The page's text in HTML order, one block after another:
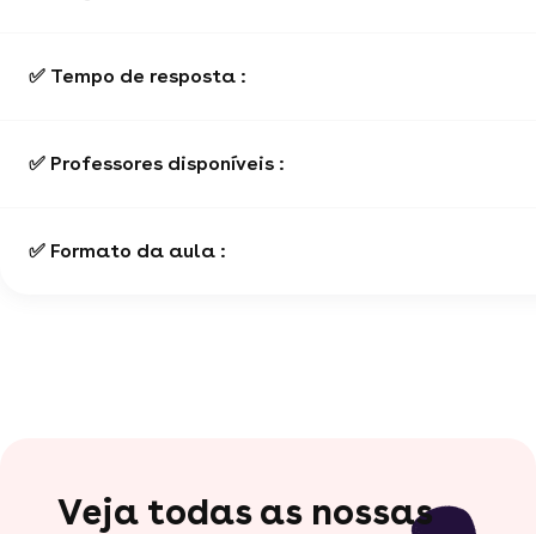
✅ Tempo de resposta :
✅ Professores disponíveis :
✅ Formato da aula :
Veja todas as nossas